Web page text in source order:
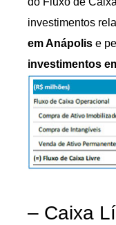
investimentos
em Anápolis e
investimentos
– Caixa